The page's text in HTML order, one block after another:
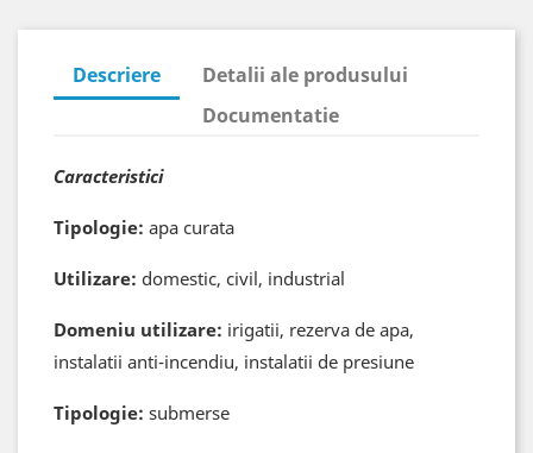
Descriere
Detalii ale produsului
Documentatie
Caracteristici
Tipologie: apa curata
Utilizare: domestic, civil, industrial
Domeniu utilizare: irigatii, rezerva de apa,
instalatii anti-incendiu, instalatii de presiune
Tipologie: submerse